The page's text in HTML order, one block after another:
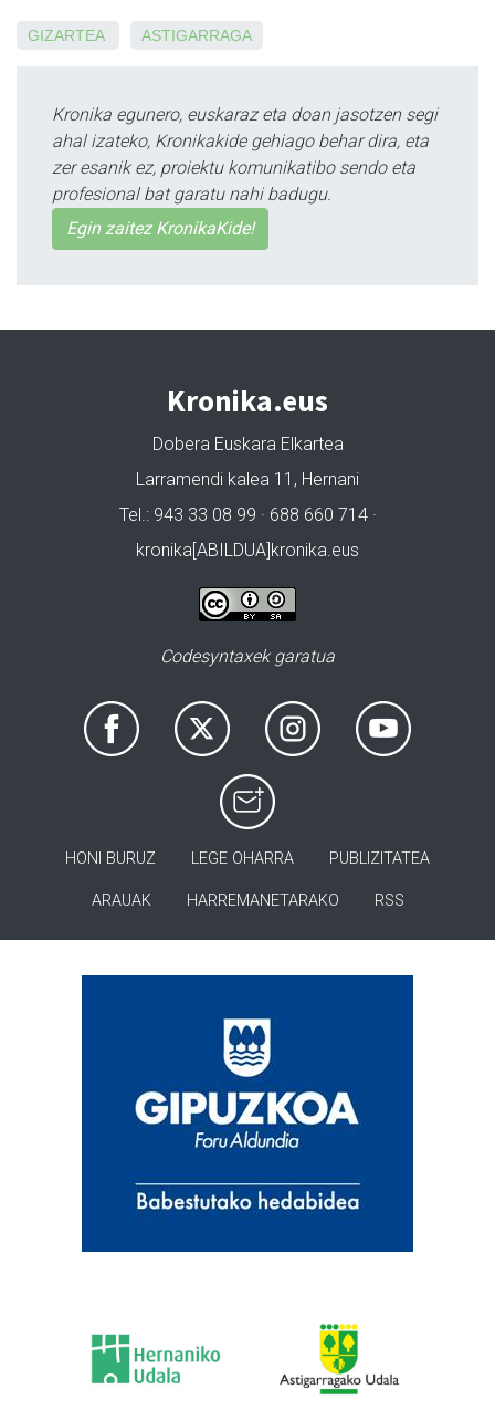
GIZARTEA ASTIGARRAGA
Kronika egunero, euskaraz eta doan jasotzen segi
ahal izateko, Kronikakide gehiago behar dira, eta
zer esanik ez, proiektu komunikatibo sendo eta
profesional bat garatu nahi badugu.
Egin zaitez KronikaKide!
Kronika.eus
Dobera Euskara Elkartea
Larramendi kalea 11, Hernani
Tel.: 943 33 08 99 · 688 660 714 ·
kronika[ABILDUA]kronika.eus
Codesyntaxek garatua
HONI BURUZ LEGE OHARRA PUBLIZITATEA
ARAUAK HARREMANETARAKO RSS